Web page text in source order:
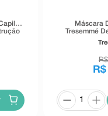
15ml
Máscara
Tresemmé
R$
R$